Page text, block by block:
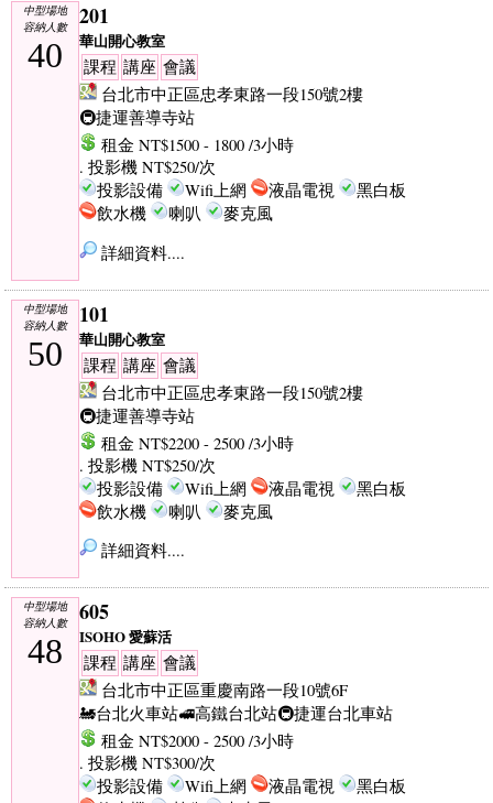
中型場地
容納人數
40
201
華山開心教室
課程 講座 會議
台北市中正區忠孝東路一段150號2樓
🚇捷運善導寺站
租金 NT$1500 - 1800 /3小時
. 投影機 NT$250/次
投影設備
Wifi上網 液晶電視
黑白板
飲水機
喇叭
麥克風
詳細資料....
中型場地
容納人數
50
101
華山開心教室
課程 講座 會議
台北市中正區忠孝東路一段150號2樓
🚇捷運善導寺站
租金 NT$2200 - 2500 /3小時
. 投影機 NT$250/次
投影設備
Wifi上網 液晶電視
黑白板
飲水機
喇叭
麥克風
詳細資料....
中型場地
容納人數
48
605
ISOHO 愛蘇活
課程 講座 會議
台北市中正區重慶南路一段10號6F
🚂台北火車站🚅高鐵台北站🚇捷運台北車站
租金 NT$2000 - 2500 /3小時
. 投影機 NT$300/次
投影設備
Wifi上網 液晶電視
黑白板